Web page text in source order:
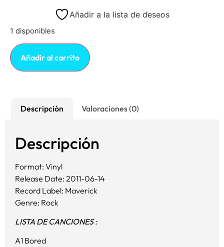
Añadir a la lista de deseos
1 disponibles
Añadir al carrito
Descripción Valoraciones (0)
Descripción
Format: Vinyl
Release Date: 2011-06-14
Record Label: Maverick
Genre: Rock
LISTA DE CANCIONES :
A1 Bored